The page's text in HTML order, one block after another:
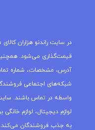
در سایت راندنو هزاران
قیمت‌گذاری می‌شود.
آدرس، مشخصات، شماره
شبکه‌های اجتماعی
واسطه در تماس باشند.
لوازم دیجیتال، لوازم خانگی
به جذب فروشندگان می‌کند.